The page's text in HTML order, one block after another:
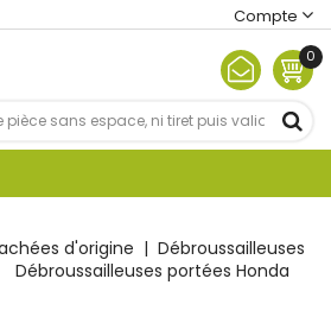
Compte
0
d'origine
Débroussailleuses
Débroussailleuses portées Honda